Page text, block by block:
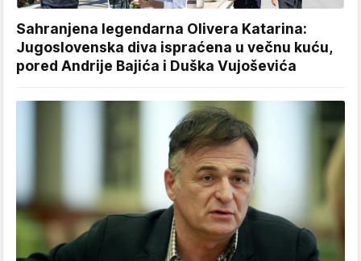
Sahranjena legendarna Olivera Katarina:
Jugoslovenska diva ispraćena u večnu kuću,
pored Andrije Bajića i Duška Vujoševića